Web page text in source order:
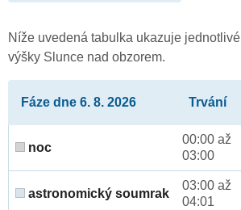
Níže uvedená tabulka ukazuje jednotlivé
výšky Slunce nad obzorem.
Fáze dne 6. 8. 2026 Trvání
noc
00:00 až
03:00
astronomický soumrak
03:00 až
04:01